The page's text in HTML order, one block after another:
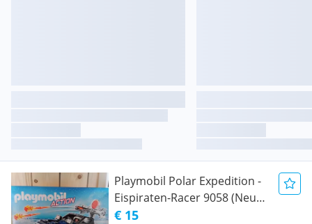
Playmobil Polar Expedition -
Eispiraten-Racer 9058 (Neu
und Original verpackt)
€ 15